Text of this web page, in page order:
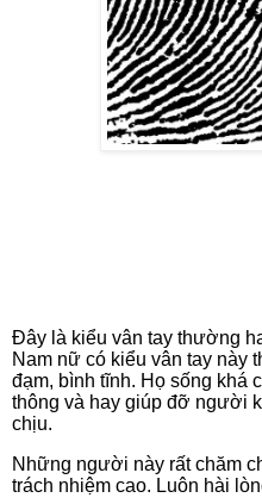
Đây là kiểu vân tay thường
Nam nữ có kiểu vân tay này
đạm, bình tĩnh. Họ sống khá
thông và hay giúp đỡ người
chịu.
Những người này rất chăm
trách nhiệm cao. Luôn hài